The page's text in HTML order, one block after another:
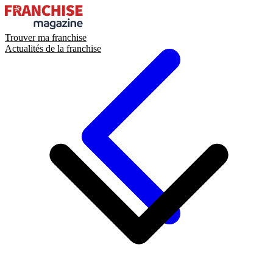
Trouver ma franchise
Actualités de la franchise